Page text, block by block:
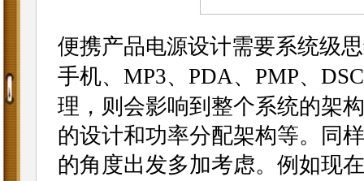
便携产品电源设计需要系统级
手机、MP3、PDA、PMP、
理，则会影响到整个系统的架
的设计和功率分配架构等。同
的角度出发多加考虑。例如现